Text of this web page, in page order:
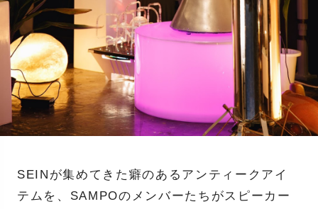
SEINが集めてきた癖のあるアンティークアイ
テムを、SAMPOのメンバーたちがスピーカー